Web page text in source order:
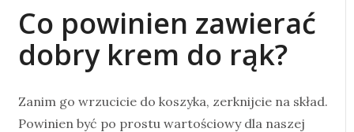
Co powinien zawierać
dobry krem do rąk?
Zanim go wrzucicie do koszyka, zerknijcie na skład.
Powinien być po prostu wartościowy dla naszej